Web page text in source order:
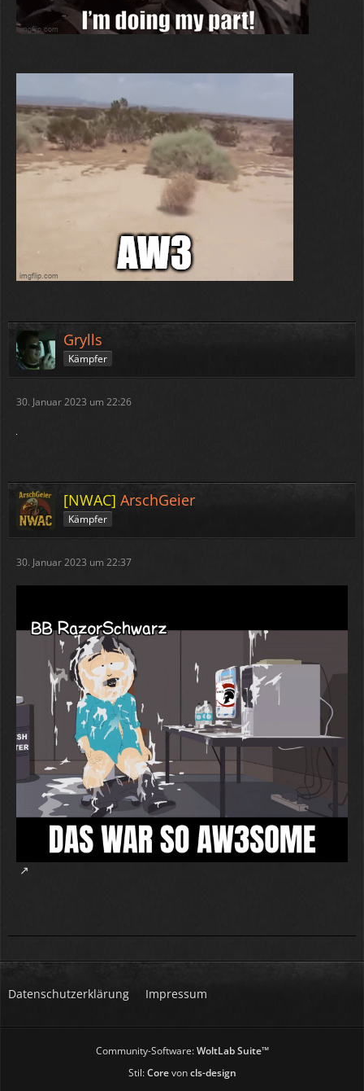
Grylls
Kämpfer
30. Januar 2023 um 22:26
[NWAC] ArschGeier
Kämpfer
30. Januar 2023 um 22:37
Datenschutzerklärung Impressum
Community-Software:WoltLab Suite™
Stil:Corevoncls-design